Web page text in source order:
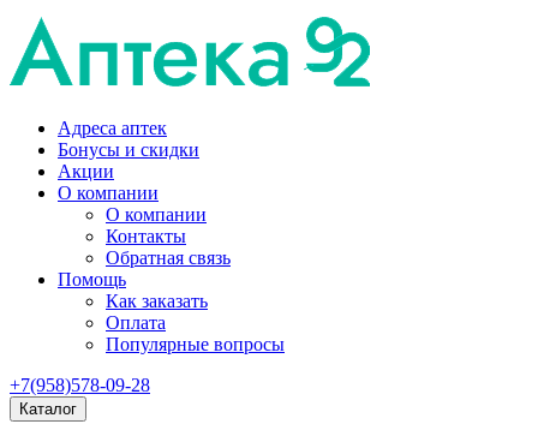
Адреса аптек
Бонусы и скидки
Акции
О компании
О компании
Контакты
Обратная связь
Помощь
Как заказать
Оплата
Популярные вопросы
+7(958)578-09-28
Каталог